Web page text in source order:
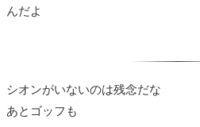
んだよ
シオンがいないのは残念だな
あとゴッフも